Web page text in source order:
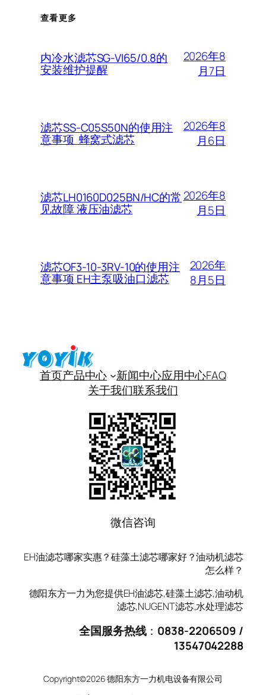
查看更多
内冷水滤芯SG-VI65/0.8的
安装维护提醒
2026年8
月7日
滤芯SS-C05S50N的使用注
意事项 蜂窝式滤芯
2026年8
月6日
滤芯LH0160D025BN/HC的常
见故障 液压油滤芯
2026年8
月5日
滤芯OF3-10-3RV-10的使用注
意事项 EH主泵吸油口滤芯
2026年
8月5日
首页产品中心 新闻中心应用中心FAQ
关于我们联系我们
微信咨询
EH油滤芯哪家实惠？硅藻土滤芯哪家好？油动机滤芯
怎么样？
德阳东方一力为您提供EH油滤芯,硅藻土滤芯,油动机
滤芯,NUGENT滤芯,水处理滤芯
全国服务热线： 0838-2206509 /
13547042288
Copyright©2026 德阳东方一力机电设备有限公司